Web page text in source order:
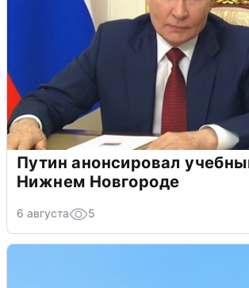
Путин анонсировал
Нижнем Новгороде
6 августа 5